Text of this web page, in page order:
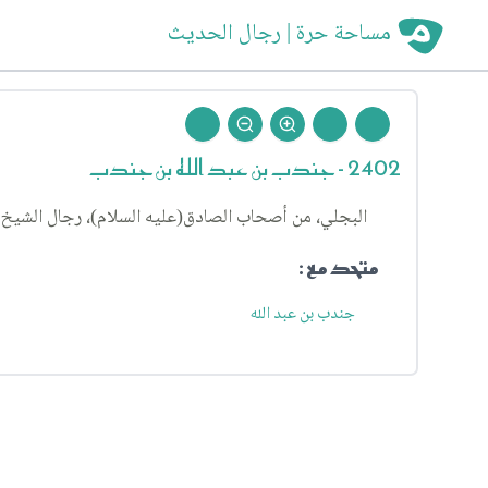
مساحة حرة | رجال الحديث
2402 - جندب بن عبد الله بن جندب
البجلي، من أصحاب الصادق(عليه السلام)، رجال الشيخ
متحد مع :
جندب بن عبد الله